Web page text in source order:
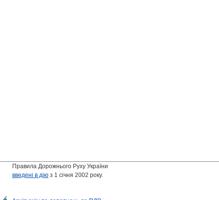
Правила Дорожнього Руху України
введені в дію з 1 січня 2002 року.